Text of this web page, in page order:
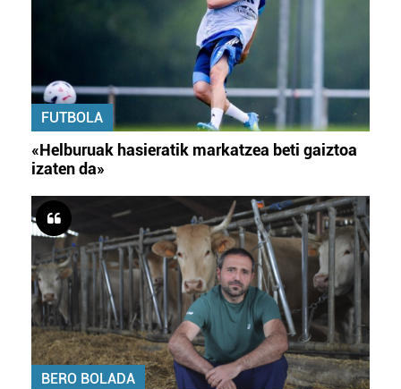
FUTBOLA
«Helburuak hasieratik markatzea beti gaiztoa
izaten da»
BERO BOLADA